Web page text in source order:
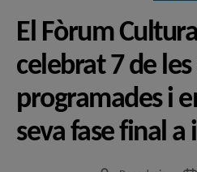
El Fòrum
celebrat 7 de
programades i
seva fase final a